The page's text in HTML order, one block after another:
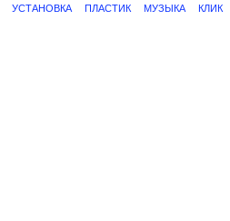
УСТАНОВКА ПЛАСТИК МУЗЫКА КЛИК